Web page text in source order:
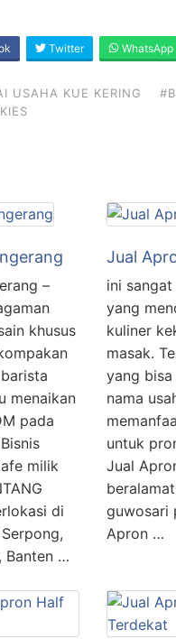
Twitter WhatsApp
USAHA KUE KERING
–
khusus
menaikan
pada
milik
di
Banten …
Jual
ini
yang
kuliner
masak.
yang bisa
nama
untuk
Jual
guwosari
Apron …